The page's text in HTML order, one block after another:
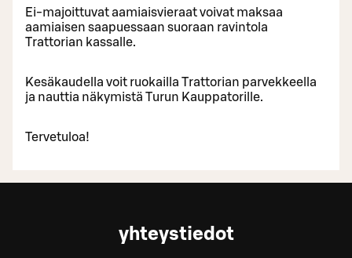
Ei-majoittuvat aamiaisvieraat voivat maksaa
aamiaisen saapuessaan suoraan ravintola
Trattorian kassalle.
Kesäkaudella voit ruokailla Trattorian parvekkeella
ja nauttia näkymistä Turun Kauppatorille.
Tervetuloa!
yhteystiedot